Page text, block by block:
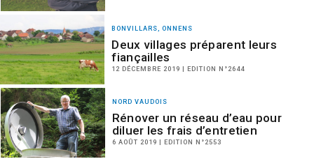
BONVILLARS, ONNENS
Deux villages préparent leurs
fiançailles
12 DÉCEMBRE 2019 | EDITION N°2644
NORD VAUDOIS
Rénover un réseau d’eau pour
diluer les frais d’entretien
6 AOÛT 2019 | EDITION N°2553